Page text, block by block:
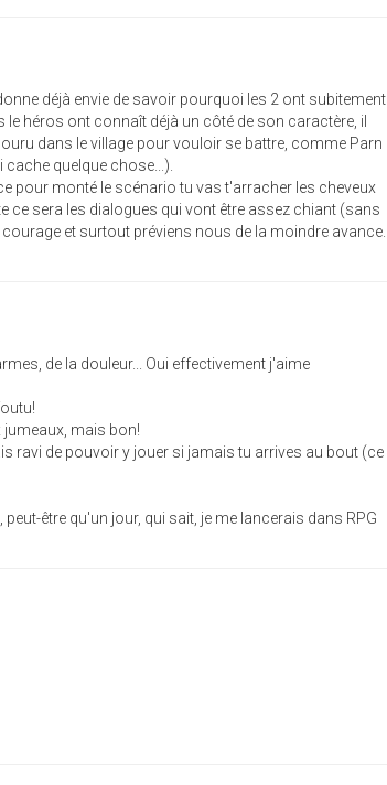
déjà envie de savoir pourquoi les 2 ont subitement
héros ont connaît déjà un côté de son caractère, il
dans le village pour vouloir se battre, comme Parn
quelque chose...).
pour monté le scénario tu vas t'arracher les cheveux
ce sera les dialogues qui vont être assez chiant (sans
et surtout préviens nous de la moindre avance.
de la douleur... Oui effectivement j'aime
jumeaux, mais bon!
ravi de pouvoir y jouer si jamais tu arrives au bout (ce
être qu'un jour, qui sait, je me lancerais dans RPG